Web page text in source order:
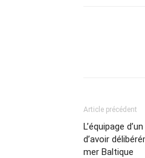
Article précédent
L’équipage
d’avoir
mer Baltique